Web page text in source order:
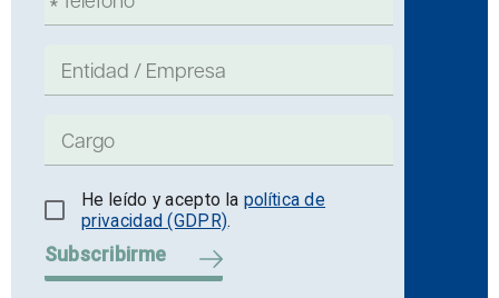
He leído y acepto la política de
privacidad (GDPR).
Subscribirme